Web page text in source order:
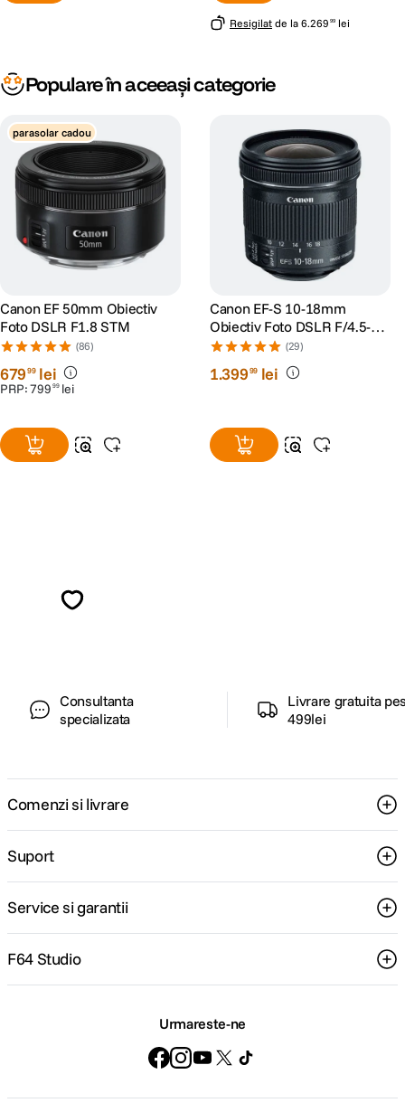
Resigilat de la 6.269 99 lei
Populare în aceeași categorie
parasolar cadou
Canon EF 50mm Obiectiv
Foto DSLR F1.8 STM
(86)
67999 lei
PRP:799 99 lei
Canon EF-S 10-18mm
Obiectiv Foto DSLR F/4.5-5.6
IS STM
(29)
1.39999 lei
Consultanta
specializata
Livrare gratuita
499lei
Comenzi si livrare
Suport
Service si garantii
F64 Studio
Urmareste-ne